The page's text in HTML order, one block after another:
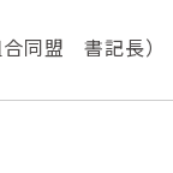
合同盟 書記長）